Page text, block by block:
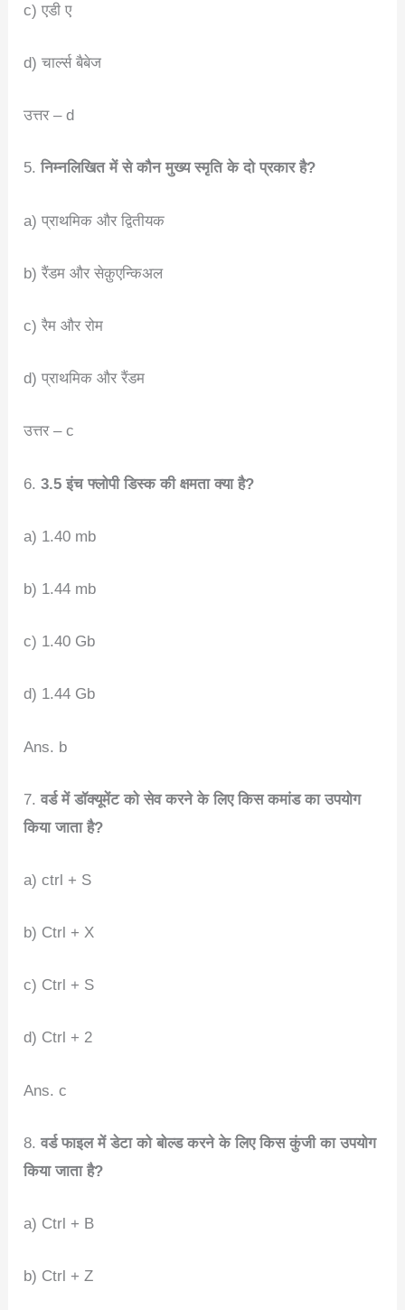
c) एडी ए
d) चार्ल्स बैबेज
उत्तर – d
5.निम्नलिखित में से कौन मुख्य स्मृति के दो प्रकार है?
a) प्राथमिक और द्वितीयक
b) रैंडम और सेक़ुएन्किअल
c) रैम और रोम
d) प्राथमिक और रैंडम
उत्तर – c
6.3.5 इंच फ्लोपी डिस्क की क्षमता क्या है?
a) 1.40 mb
b) 1.44 mb
c) 1.40 Gb
d) 1.44 Gb
Ans. b
7.वर्ड में डॉक्यूमेंट को सेव करने के लिए किस कमांड का उपयोग
किया जाता है?
a) ctrl + S
b) Ctrl + X
c) Ctrl + S
d) Ctrl + 2
Ans. c
8.वर्ड फाइल में डेटा को बोल्ड करने के लिए किस कुंजी का उपयोग
किया जाता है?
a) Ctrl + B
b) Ctrl + Z